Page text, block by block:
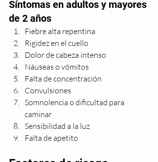
Síntomas en adultos y mayores
de 2 años
Fiebre alta repentina
Rigidez en el cuello
Dolor de cabeza intenso
Náuseas o vómitos
Falta de concentración
Convulsiones
Somnolencia o dificultad para
caminar
Sensibilidad a la luz
Falta de apetito